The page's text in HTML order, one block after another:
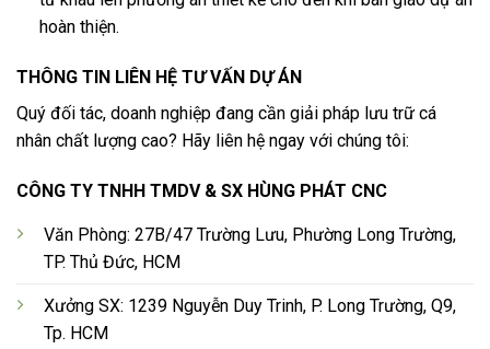
hoàn thiện.
THÔNG TIN LIÊN HỆ TƯ VẤN DỰ ÁN
Quý đối tác, doanh nghiệp đang cần giải pháp lưu trữ cá
nhân chất lượng cao? Hãy liên hệ ngay với chúng tôi:
CÔNG TY TNHH TMDV & SX HÙNG PHÁT CNC
Văn Phòng: 27B/47 Trường Lưu, Phường Long Trường,
TP. Thủ Đức, HCM
Xưởng SX: 1239 Nguyễn Duy Trinh, P. Long Trường, Q9,
Tp. HCM